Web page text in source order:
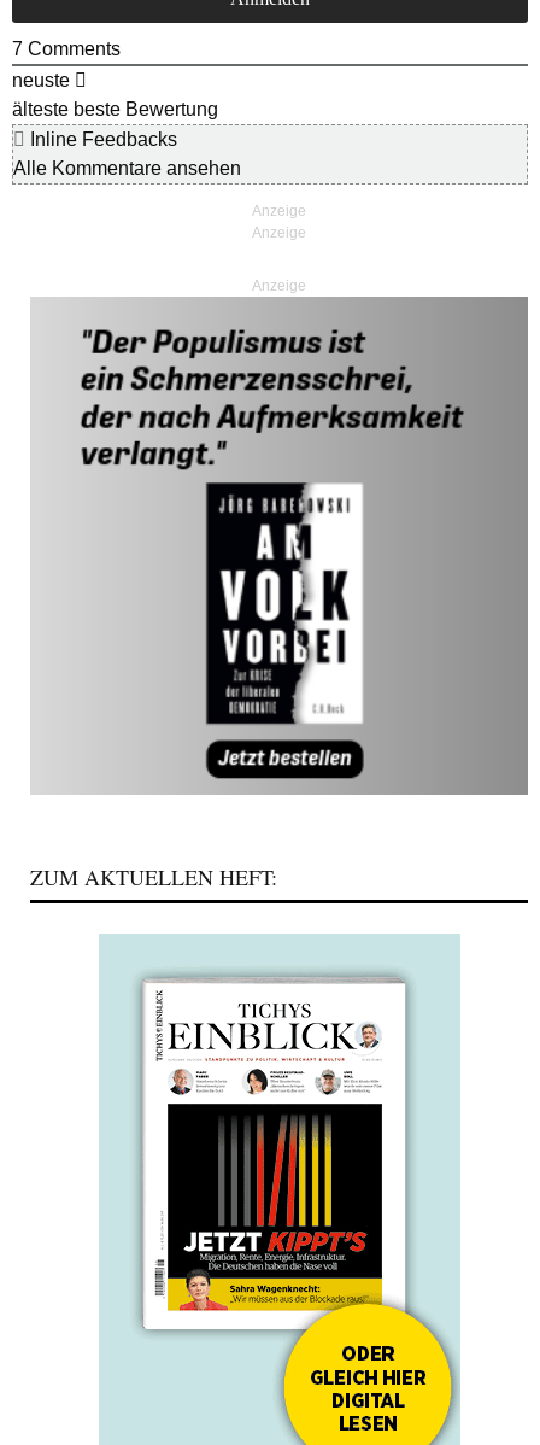
7 Comments
neuste
älteste beste Bewertung
Inline Feedbacks
Alle Kommentare ansehen
Anzeige
ZUM AKTUELLEN HEFT: